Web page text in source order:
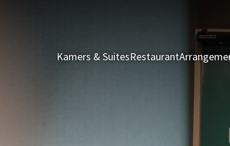
Kamers & SuitesRestaurant